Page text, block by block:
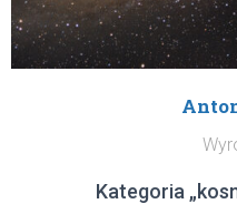
Kategoria